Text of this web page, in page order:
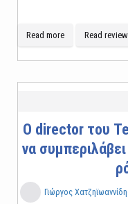
Read more Read
Ο director του
να
Γιώργος